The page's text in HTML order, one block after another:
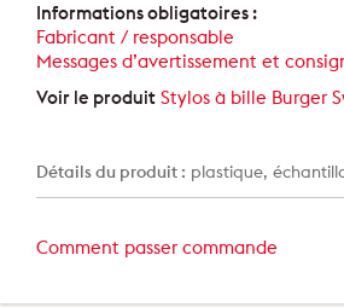
Informations obligatoires :
Fabricant / responsable
Messages d’avertissement et
Voir le produit Stylos à bille Burger
Détails du produit : plastique,
Comment passer commande